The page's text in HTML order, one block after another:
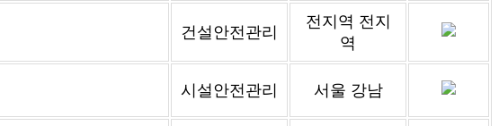
건설안전관리
전지역 전지
역
시설안전관리 서울 강남